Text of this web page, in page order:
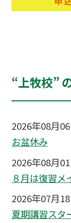
“上牧校”
2026年08月
お盆休み
2026年08月
８月は復習メ
2026年07月
夏期講習スタ